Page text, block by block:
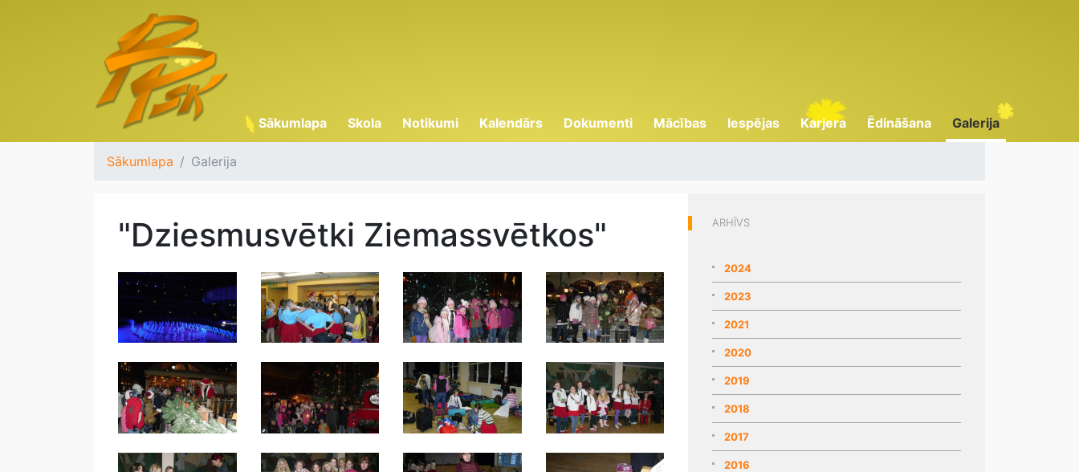
Sākumlapa Skola Notikumi Kalendārs Dokumenti Mācības Iespējas Karjera Ēdināšana Galerija
Sākumlapa Galerija
"Dziesmusvētki Ziemassvētkos" ARHĪVS
2024
2023
2021
2020
2019
2018
2017
2016